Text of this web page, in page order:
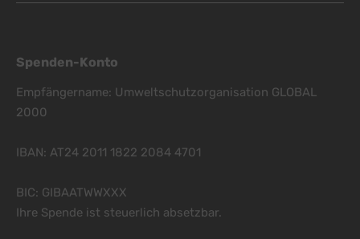
Spenden-Konto
Empfängername: Umweltschutzorganisation GLOBAL
2000
IBAN: AT24 2011 1822 2084 4701
BIC: GIBAATWWXXX
Ihre Spende ist steuerlich absetzbar.